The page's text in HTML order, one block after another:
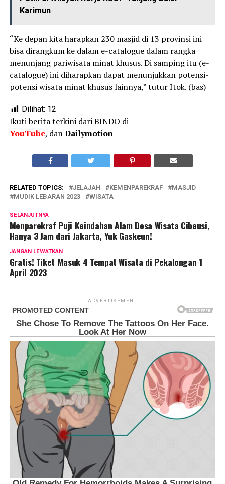
Karimun
“Ke depan kita harapkan 230 masjid di 13 provinsi ini
bisa dirangkum ke dalam e-catalogue dalam rangka
menunjang pariwisata minat khusus. Di samping itu (e-
catalogue) ini diharapkan dapat menunjukkan potensi-
potensi wisata minat khusus lainnya,” tutur Itok. (bas)
Dilihat: 12
Ikuti berita terkini dari BINDO di
YouTube, danDailymotion
RELATED TOPICS: JELAJAH KEMENPAREKRAF
MASJID
MUDIK LEBARAN 2023
WISATA
SELANJUTNYA
Menparekraf Puji Keindahan Alam Desa Wisata Cibeusi,
Hanya 3 Jam dari Jakarta, Yuk Gaskeun!
JANGAN LEWATKAN
Gratis! Tiket Masuk 4 Tempat Wisata di Pekalongan 1
April 2023
ADVERTISEMENT